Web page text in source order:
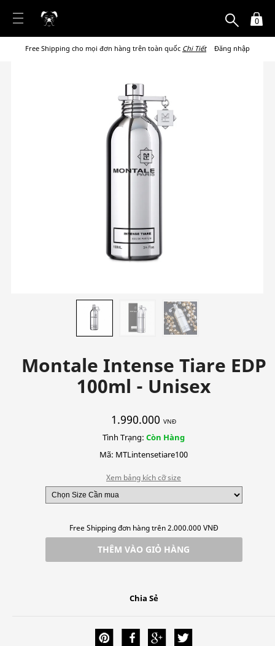
0
Free Shipping cho mọi đơn hàng trên toàn quốc Chi Tiết Đăng nhập
Montale Intense Tiare EDP
100ml - Unisex
1.990.000 VNĐ
Tình Trạng: Còn Hàng
Mã: MTLintensetiare100
Xem bảng kích cỡ size
Free Shipping đơn hàng trên 2.000.000 VNĐ
THÊM VÀO GIỎ HÀNG
Chia Sẻ